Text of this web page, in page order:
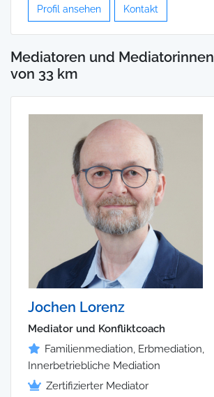
Profil ansehen Kontakt
Mediatoren und
von 33 km
Jochen Lorenz
Mediator und Konfliktcoach
Familienmediation, Erbmediation,
Innerbetriebliche Mediation
Zertifizierter Mediator